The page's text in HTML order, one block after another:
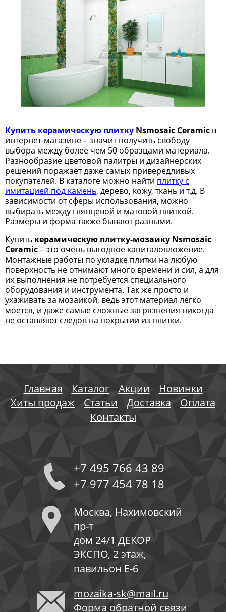
Купить керамическую плитку Nsmosaic Ceramic в
интернет-магазине – значит получить свободу
выбора между более чем 50 образцами материала.
Разнообразие цветовой палитры и дизайнерских
решений поражает даже самых привередливых
покупателей. В каталоге можно найти плитку с
имитацией под камень, дерево, кожу, ткань и т.д. В
зависимости от сферы использования, можно
выбирать между глянцевой и матовой плиткой.
Размеры и форма также бывают разными.
Купить керамическую плитку-мозаику Nsmosaic
Ceramic– это очень выгодное капиталовложение.
Монтажные работы по укладке плитки на любую
поверхность не отнимают много времени и сил, а для
их выполнения не потребуется специального
оборудования и инструмента. Так же просто и
ухаживать за мозаикой, ведь этот материал легко
моется, и даже самые сложные загрязнения никогда
не оставляют следов на покрытии из плитки.
Главная Каталог Акции
Новинки
Хиты продаж
Статьи Доставка
Оплата
Контакты
+7 495 766 43 89
+7 977 454 78 18
Москва, Нахимовский
пр-т
дом 24/1 ДЕКОР
ЭКСПО, 2 этаж,
павильон Е-6
mozaika-sk@mail.ru
Форма обратной связи